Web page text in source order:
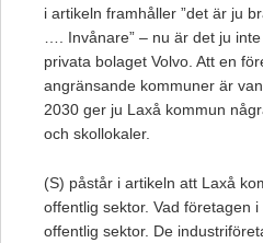
i artikeln framhåller ”det är ju
…. Invånare” – nu är det ju
privata bolaget Volvo. Att en
angränsande kommuner är
2030 ger ju Laxå kommun
och skollokaler.
(S) påstår i artikeln att Laxå
offentlig sektor. Vad företagen
offentlig sektor. De